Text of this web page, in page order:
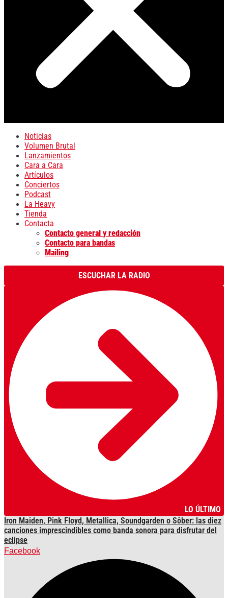
Noticias
Volumen Brutal
Lanzamientos
Cara a Cara
Artículos
Conciertos
Podcast
La Heavy
Tienda
Contacta
Contacto general y redacción
Contacto para bandas
Mailing
ESCUCHAR LA RADIO
LO ÚLTIMO
Iron Maiden, Pink Floyd, Metallica, Soundgarden o Sôber: las diez
canciones imprescindibles como banda sonora para disfrutar del
eclipse
Facebook